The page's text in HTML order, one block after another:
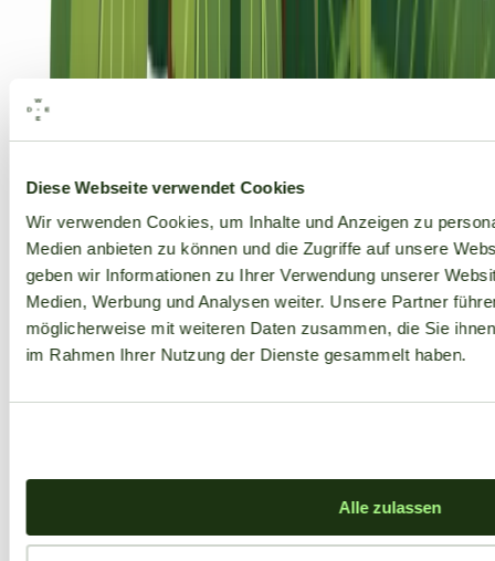
Diese Webseite verwendet Cookies
Wir verwenden Cookies, um Inhalte und Anzeigen zu
Medien anbieten zu können und die Zugriffe auf unsere
geben wir Informationen zu Ihrer Verwendung unserer
Medien, Werbung und Analysen weiter. Unsere Partner
möglicherweise mit weiteren Daten zusammen, die Sie
im Rahmen Ihrer Nutzung der Dienste gesammelt haben.
Alle zulassen